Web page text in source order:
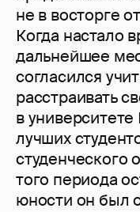
не в восторге
Когда настало
дальнейшее
согласился
расстраивать
в
лучших
студенческого
того периода
юности он был